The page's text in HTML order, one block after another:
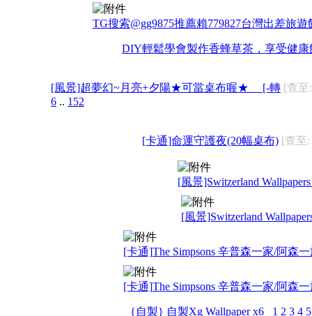
TG搜索@gg9875推薦賴779827台灣出差旅
DIY輕鬆學會製作香蜂草茶，享受健
[風景]超夢幻~月亮+夕陽★可當桌布喔★ [-轉 [查至
6 .. 152
[卡通]命運守護夜(20幅桌布) [查至
[風景]Switzerland
[風景]Switzerland
[卡通]The Simpsons 辛普森一家/阿森一
[卡通]The Simpsons 辛普森一家/阿森一
{自製} 自製Xg Wallpaper x6 1 2 3 4 5